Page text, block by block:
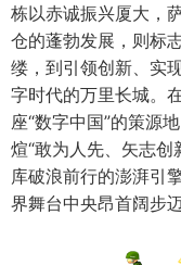
栋以赤诚振兴厦大，
仓的蓬勃发展，则标
缕，到引领创新、实
字时代的万里长城。
座“数字中国”的策源
煊“敢为人先、矢志
库破浪前行的澎湃引
界舞台中央昂首阔步迈